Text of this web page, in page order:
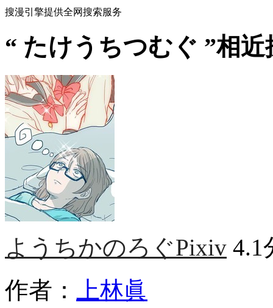
搜漫引擎提供全网搜索服务
“ たけうちつむぐ ”相近
ようちかのろぐPixiv 4.1
作者：
上林眞